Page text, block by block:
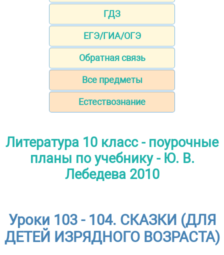
ГДЗ
ЕГЭ/ГИА/ОГЭ
Обратная связь
Все предметы
Естествознание
Литература 10 класс - поурочные
планы по учебнику - Ю. В.
Лебедева 2010
Уроки 103 - 104. СКАЗКИ (ДЛЯ
ДЕТЕЙ ИЗРЯДНОГО ВОЗРАСТА)